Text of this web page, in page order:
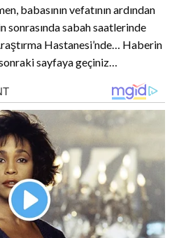
babasının vefatının ardından
sonrasında sabah saatlerinde
Hastanesi’nde… Haberin
sayfaya geçiniz…